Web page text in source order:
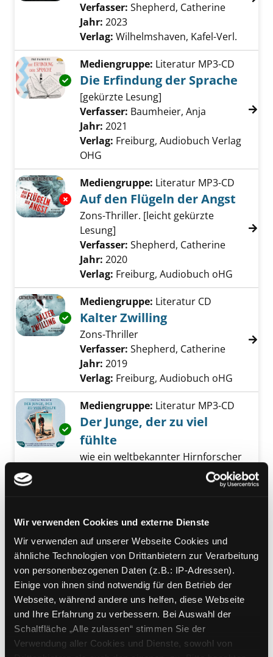
Wir verwenden Cookies und externe Dienste
Wir verwenden auf unserer Webseite Cookies und
ähnliche Technologien von Drittanbietern zur Verarbeitung
von personenbezogenen Daten (z.B.: IP-Adressen).
Einige von ihnen sind notwendig für den Betrieb der
Webseite, während andere uns helfen, diese Webseite
und Ihre Erfahrung zu verbessern. Bei Auswahl der
Schaltfläche „Alle zulassen“ stimmen Sie der
Verwendung aller Cookies und Dienste, sowohl von
Verfasser: Shepherd, Catherine
Jahr: 2023
Verlag: Wilhelmshaven, Kafel-Verl.
Exemplar-Details von Die Erfindung der
Mediengruppe: Literatur MP3-CD
Die Erfindung der Sprache
[gekürzte Lesung]
Verfasser: Baumheier, Anja Suche nach
Jahr: 2021
Verlag: Freiburg, Audiobuch Verlag
OHG
Exemplar-Details von Auf den Flügeln der
Mediengruppe: Literatur MP3-CD
Auf den Flügeln der Angst
Zons-Thriller. [leicht gekürzte
Lesung]
Verfasser: Shepherd, Catherine
Jahr: 2020
Verlag: Freiburg, Audiobuch oHG
Exemplar-Details von Kalter Zwilling anzeigen
Mediengruppe: Literatur CD
Kalter Zwilling
Zons-Thriller
Verfasser: Shepherd, Catherine
Jahr: 2019
Verlag: Freiburg, Audiobuch oHG
Exemplar-Details von Der Junge, der zu viel
Mediengruppe: Literatur MP3-CD
Der Junge, der zu viel
fühlte
wie ein weltbekannter Hirnforscher
und sein Sohn unser Bild von
Autisten für immer verändern.
Jahr:2019
Verlag:Schwäbisch Hall, Steinbach
Exemplar-Details von Das zerrissene Land
Mediengruppe:Literatur MP3-CD
Das zerrissene Land
Lesung
Verfasser:Gilman, DavidSuche nach
Jahr:2018
Verlag: Freiburg, Audiobuch oHG